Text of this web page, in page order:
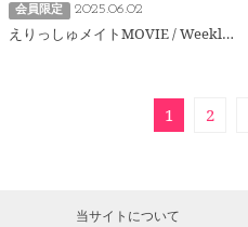
会員限定 2025.06.02
えりっしゅメイトMOVIE / Weekly199
1 2
当サイトについて